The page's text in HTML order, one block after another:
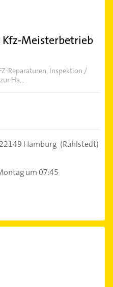
Kfz-Meisterbetrieb
Reparaturen, Inspektion /
Ha...
22149 Hamburg (Rahlstedt)
um 07:45